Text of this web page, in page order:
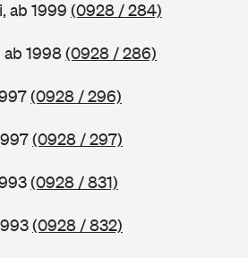
ab 1999 (0928 / 284)
ab 1998(0928 / 286)
(0928 / 296)
(0928 / 297)
(0928 / 831)
(0928 / 832)